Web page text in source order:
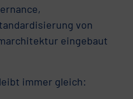
von
eingebaut
immer gleich: